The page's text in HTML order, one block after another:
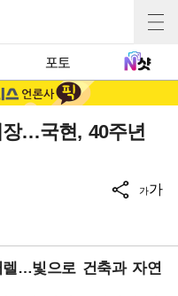
포토
…국현, 40주년
가가
렐…빛으로 건축과 자연